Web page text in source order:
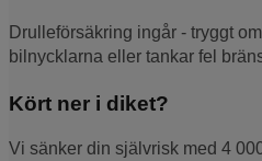
Drulleförsäkring ingår - tryggt
bilnycklarna eller tankar fel
Kört ner i diket?
Vi sänker din självrisk med 4